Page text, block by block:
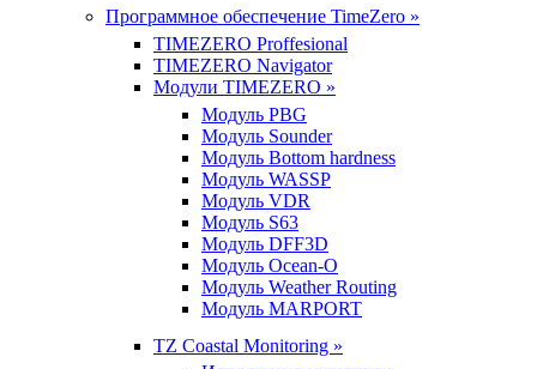
Программное обеспечение TimeZero »
TIMEZERO Proffesional
TIMEZERO Navigator
Модули TIMEZERO »
Модуль PBG
Модуль Sounder
Модуль Bottom hardness
Модуль WASSP
Модуль VDR
Модуль S63
Модуль DFF3D
Модуль Ocean-O
Модуль Weather Routing
Модуль MARPORT
TZ Coastal Monitoring »